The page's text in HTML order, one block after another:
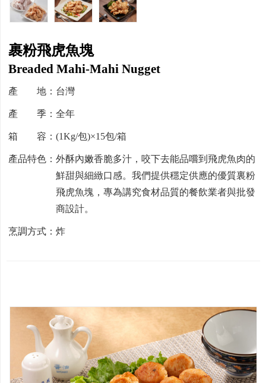
裹粉飛虎魚塊
Breaded Mahi-Mahi Nugget
產 地：台灣
產 季：全年
箱 容：(1Kg/包)×15包/箱
產品特色：外酥內嫩香脆多汁，咬下去能品嚐到飛虎魚肉的
鮮甜與細緻口感。我們提供穩定供應的優質裏粉
飛虎魚塊，專為講究食材品質的餐飲業者與批發
商設計。
烹調方式：炸